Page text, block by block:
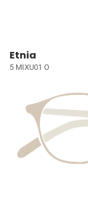
Etnia
5 MIXU01 O